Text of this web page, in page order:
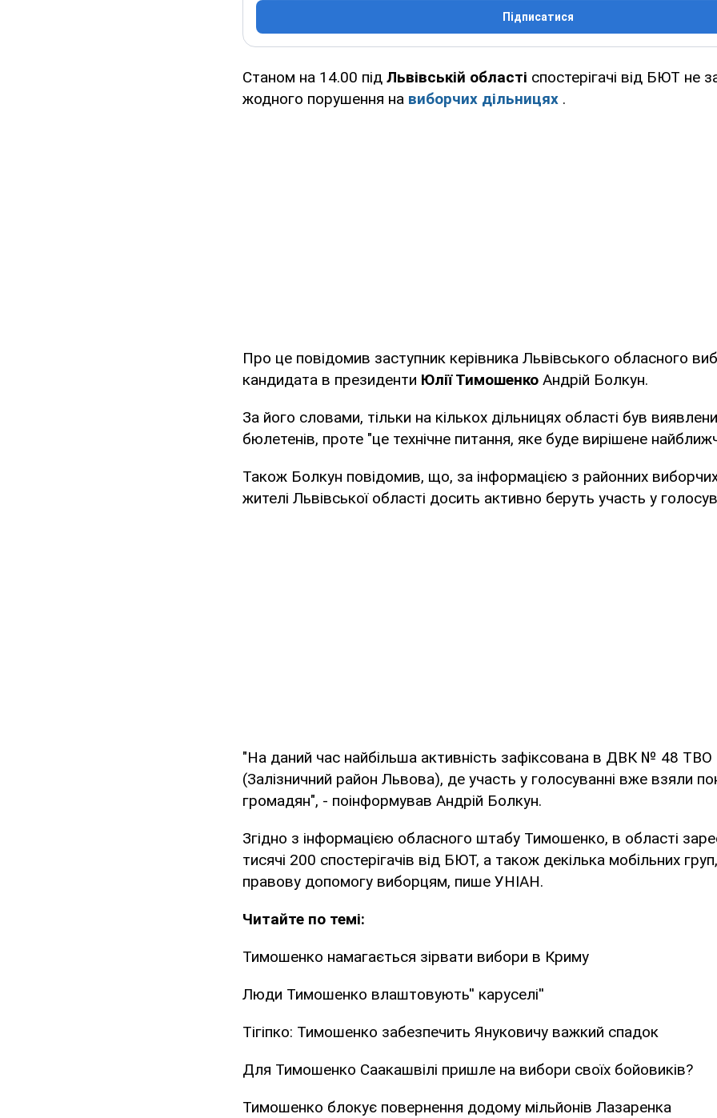
Підписатися
Станом на 14.00 під Львівській області спостерігачі від БЮТ не
жодного порушення на виборчих дільницях .
Про це повідомив заступник керівника Львівського обласного
кандидата в президенти Юлії Тимошенко Андрій Болкун.
За його словами, тільки на кількох дільницях області був
бюлетенів, проте "це технічне питання, яке буде вирішене
Також Болкун повідомив, що, за інформацією з районних
жителі Львівської області досить активно беруть участь у
"На даний час найбільша активність зафіксована в ДВК № 48
(Залізничний район Львова), де участь у голосуванні вже взяли
громадян", - поінформував Андрій Болкун.
Згідно з інформацією обласного штабу Тимошенко, в області
тисячі 200 спостерігачів від БЮТ, а також декілька мобільних
правову допомогу виборцям, пише УНІАН.
Читайте по темі:
Тимошенко намагається зірвати вибори в Криму
Люди Тимошенко влаштовують'' каруселі''
Тігіпко: Тимошенко забезпечить Януковичу важкий спадок
Для Тимошенко Саакашвілі пришле на вибори своїх бойовиків?
Тимошенко блокує повернення додому мільйонів Лазаренка